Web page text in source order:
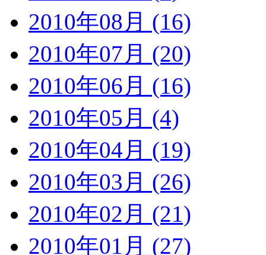
2010年08月 (16)
2010年07月 (20)
2010年06月 (16)
2010年05月 (4)
2010年04月 (19)
2010年03月 (26)
2010年02月 (21)
2010年01月 (27)